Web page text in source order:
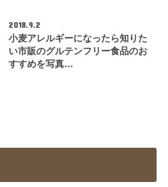
2018.9.2
小麦アレルギーになったら知りた
い市販のグルテンフリー食品のお
すすめを写真…